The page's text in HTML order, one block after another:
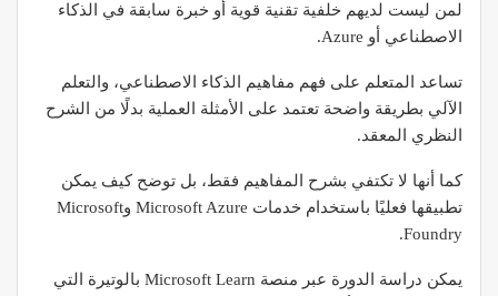
لمن ليست لديهم خلفية تقنية قوية أو خبرة سابقة في الذكاء
الاصطناعي أو Azure.
تساعد المتعلم على فهم مفاهيم الذكاء الاصطناعي، والتعلم
الآلي بطريقة واضحة تعتمد على الأمثلة العملية بدلًا من الشرح
النظري المعقد.
كما أنها لا تكتفي بشرح المفاهيم فقط، بل توضح كيف يمكن
تطبيقها فعليًا باستخدام خدمات Microsoft Azure وMicrosoft
Foundry.
يمكن دراسة الدورة عبر منصة Microsoft Learn بالوتيرة التي